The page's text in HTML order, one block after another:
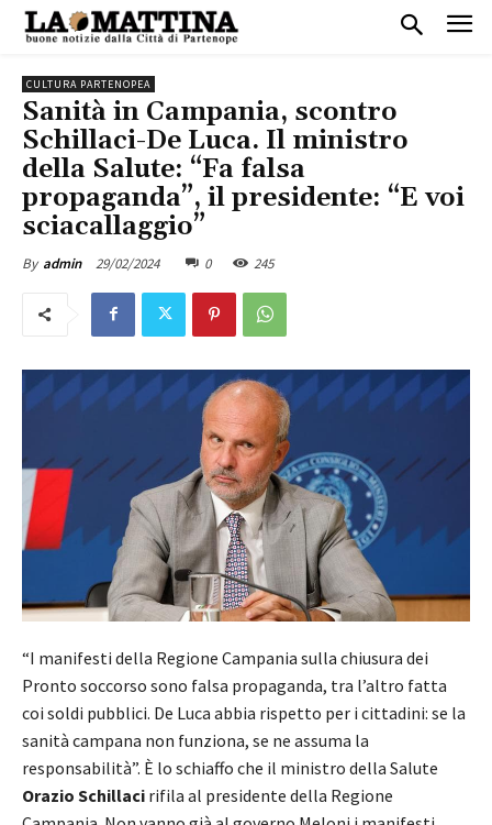
CULTURA PARTENOPEA
Sanità in Campania, scontro
Schillaci-De Luca. Il ministro
della Salute: “Fa falsa
propaganda”, il presidente: “E voi
sciacallaggio”
By admin 29/02/2024 0 245
“I manifesti della Regione Campania sulla chiusura dei
Pronto soccorso sono falsa propaganda, tra l’altro fatta
coi soldi pubblici. De Luca abbia rispetto per i cittadini: se la
sanità campana non funziona, se ne assuma la
responsabilità”. È lo schiaffo che il ministro della Salute
Orazio Schillaci rifila al presidente della Regione